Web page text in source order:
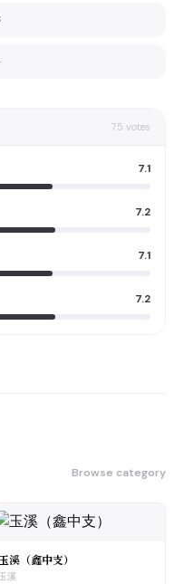
75 votes
7.1
7.2
7.1
7.2
Browse category
玉溪（鑫中支）
玉溪